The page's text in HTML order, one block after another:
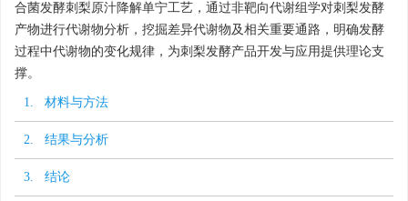
合菌发酵刺梨原汁降解单宁工艺，通过非靶向代谢组学对刺梨发酵
产物进行代谢物分析，挖掘差异代谢物及相关重要通路，明确发酵
过程中代谢物的变化规律，为刺梨发酵产品开发与应用提供理论支
撑。
1. 材料与方法
2. 结果与分析
3. 结论